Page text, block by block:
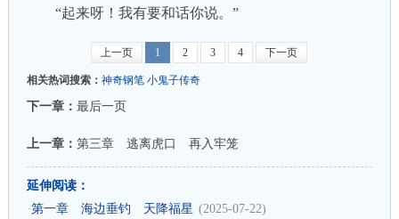
“起来呀！我有要和话你说。”
上一页 1 2 3 4 下一页
相关热词搜索： 神奇钢笔 小鬼子传奇
下一章： 最后一页
上一章： 第三章 逃离虎口 再入牢笼
延伸阅读：
·第一章 海边垂钓 天降福星 (2025-07-22)